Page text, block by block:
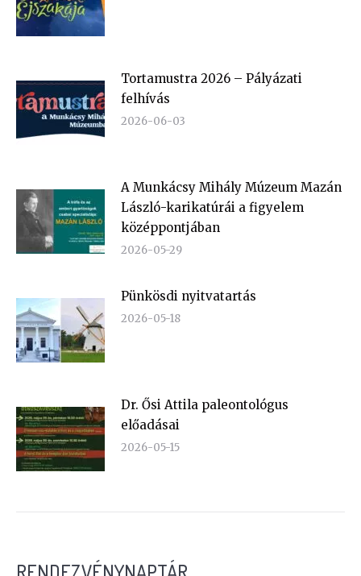
Tortamustra 2026 – Pályázati
felhívás
2026-06-03
A Munkácsy Mihály Múzeum Mazán
László-karikatúrái a figyelem
középpontjában
2026-05-29
Pünkösdi nyitvatartás
2026-05-18
Dr. Ősi Attila paleontológus
előadásai
2026-05-15